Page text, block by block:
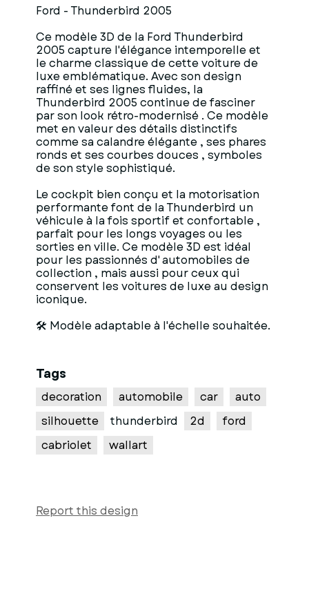
Ford - Thunderbird 2005
Ce modèle 3D de la Ford Thunderbird
2005 capture l'élégance intemporelle et
le charme classique de cette voiture de
luxe emblématique. Avec son design
raffiné et ses lignes fluides, la
Thunderbird 2005 continue de fasciner
par son look rétro-modernisé . Ce modèle
met en valeur des détails distinctifs
comme sa calandre élégante , ses phares
ronds et ses courbes douces , symboles
de son style sophistiqué.
Le cockpit bien conçu et la motorisation
performante font de la Thunderbird un
véhicule à la fois sportif et confortable ,
parfait pour les longs voyages ou les
sorties en ville. Ce modèle 3D est idéal
pour les passionnés d' automobiles de
collection , mais aussi pour ceux qui
conservent les voitures de luxe au design
iconique.
🛠 Modèle adaptable à l'échelle souhaitée.
Tags
decoration automobile car
auto
silhouette
thunderbird 2d
ford
cabriolet
wallart
Report this design